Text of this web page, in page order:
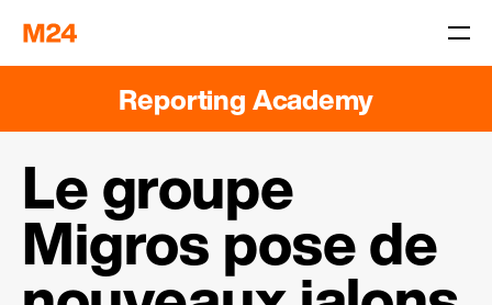
Reporting Academy
Le groupe
Migros pose de